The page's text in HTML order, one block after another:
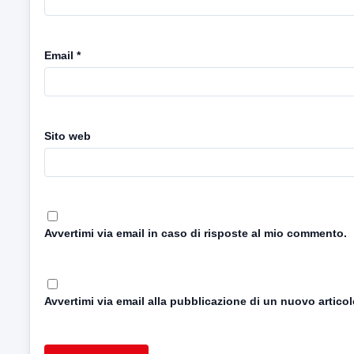
Email *
Sito web
Avvertimi via email in caso di risposte al mio commento.
Avvertimi via email alla pubblicazione di un nuovo